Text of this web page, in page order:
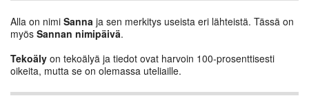
Alla on nimi Sanna ja sen merkitys useista eri lähteistä. Tässä on
myös Sannan nimipäivä.
Tekoäly on tekoälyä ja tiedot ovat harvoin 100-prosenttisesti
oikeita, mutta se on olemassa uteliaille.